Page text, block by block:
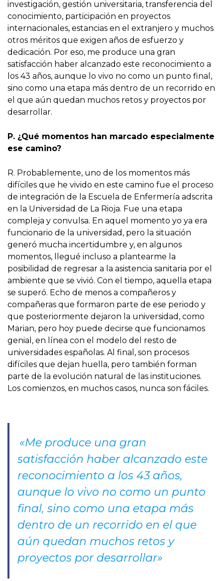
investigación, gestión universitaria, transferencia del
conocimiento, participación en proyectos
internacionales, estancias en el extranjero y muchos
otros méritos que exigen años de esfuerzo y
dedicación. Por eso, me produce una gran
satisfacción haber alcanzado este reconocimiento a
los 43 años, aunque lo vivo no como un punto final,
sino como una etapa más dentro de un recorrido en
el que aún quedan muchos retos y proyectos por
desarrollar.
P. ¿Qué momentos han marcado especialmente
ese camino?
R. Probablemente, uno de los momentos más
difíciles que he vivido en este camino fue el proceso
de integración de la Escuela de Enfermería adscrita
en la Universidad de La Rioja. Fue una etapa
compleja y convulsa. En aquel momento yo ya era
funcionario de la universidad, pero la situación
generó mucha incertidumbre y, en algunos
momentos, llegué incluso a plantearme la
posibilidad de regresar a la asistencia sanitaria por el
ambiente que se vivió. Con el tiempo, aquella etapa
se superó. Echo de menos a compañeros y
compañeras que formaron parte de ese periodo y
que posteriormente dejaron la universidad, como
Marian, pero hoy puede decirse que funcionamos
genial, en línea con el modelo del resto de
universidades españolas. Al final, son procesos
difíciles que dejan huella, pero también forman
parte de la evolución natural de las instituciones.
Los comienzos, en muchos casos, nunca son fáciles.
«Me produce una gran
satisfacción haber alcanzado este
reconocimiento a los 43 años,
aunque lo vivo no como un punto
final, sino como una etapa más
dentro de un recorrido en el que
aún quedan muchos retos y
proyectos por desarrollar»